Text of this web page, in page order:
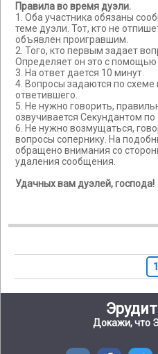
Правила во время дуэли.
1. Оба участника обязаны
теме дуэли. Тот, кто не
объявлен проигравшим.
2. Того, кто первым задает
Определяет он это с помощью
3. На ответ дается 10 минут.
4. Вопросы задаются по схеме
ответившего.
5. Не нужно говорить,
озвучивается Секундантом
6. Не нужно возмущаться,
вопросы сопернику. На
обращено внимания со
удаления сообщения.
Удачных вам дуэлей, господа!
1
Докажи, что